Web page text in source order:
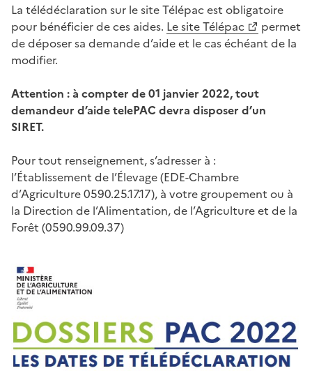
La télédéclaration sur le site Télépac est obligatoire
pour bénéficier de ces aides. Le site Télépac
permet
de déposer sa demande d’aide et le cas échéant de la
modifier.
Attention : à compter de 01 janvier 2022, tout
demandeur d’aide telePAC devra disposer d’un
SIRET.
Pour tout renseignement, s’adresser à :
l’Établissement de l’Élevage (EDE-Chambre
d’Agriculture 0590.25.17.17), à votre groupement ou à
la Direction de l’Alimentation, de l’Agriculture et de la
Forêt (0590.99.09.37)